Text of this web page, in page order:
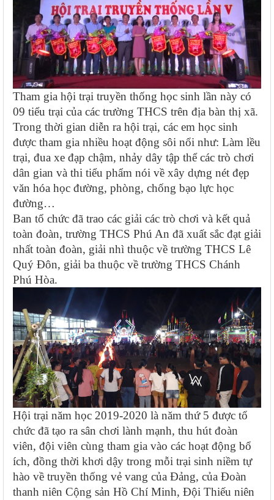
Tham gia hội trại truyền thống học sinh lần này có
09 tiểu trại của các trường THCS trên địa bàn thị xã.
Trong thời gian diễn ra hội trại, các em học sinh
được tham gia nhiều hoạt động sôi nổi như: Làm lều
trại, đua xe đạp chậm, nhảy dây tập thể các trò chơi
dân gian và thi tiểu phẩm nói về xây dựng nét đẹp
văn hóa học đường, phòng, chống bạo lực học
đường…
Ban tổ chức đã trao các giải các trò chơi và kết quả
toàn đoàn, trường THCS Phú An đã xuất sắc đạt giải
nhất toàn đoàn, giải nhì thuộc về trường THCS Lê
Quý Đôn, giải ba thuộc về trường THCS Chánh
Phú Hòa.
Hội trại năm học 2019-2020 là năm thứ 5 được tổ
chức đã tạo ra sân chơi lành mạnh, thu hút đoàn
viên, đội viên cùng tham gia vào các hoạt động bổ
ích, đồng thời khơi dậy trong mỗi trại sinh niềm tự
hào về truyền thống vẻ vang của Đảng, của Đoàn
thanh niên Cộng sản Hồ Chí Minh, Đội Thiếu niên